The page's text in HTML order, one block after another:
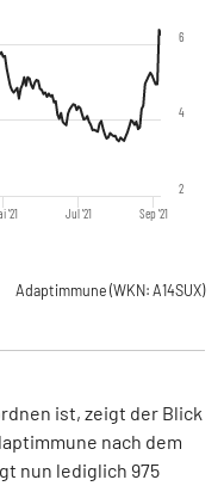
'21 Jul '21 Sep '21
2
4
6
Adaptimmune (WKN: A14SUX)
ist, zeigt der Blick
nach dem
nun lediglich 975